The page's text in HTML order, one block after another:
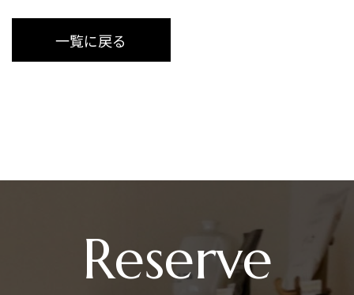
一覧に戻る
Reserve